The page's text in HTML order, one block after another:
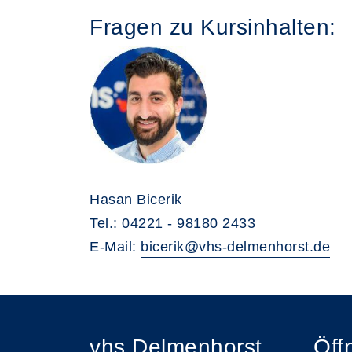
Fragen zu Kursinhalten:
Hasan Bicerik
Tel.: 04221 - 98180 2433
E-Mail: bicerik@vhs-delmenhorst.de
vhs Delmenhorst